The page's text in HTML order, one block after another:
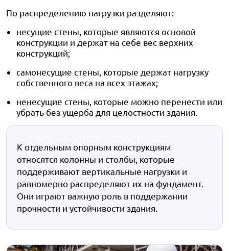
По распределению нагрузки разделяют:
несущие стены, которые являются основой
конструкции и держат на себе вес верхних
конструкций;
самонесущие стены, которые держат нагрузку
собственного веса на всех этажах;
ненесущие стены, которые можно перенести или
убрать без ущерба для целостности здания.
К отдельным опорным конструкциям
относятся колонны и столбы, которые
поддерживают вертикальные нагрузки и
равномерно распределяют их на фундамент.
Они играют важную роль в поддержании
прочности и устойчивости здания.